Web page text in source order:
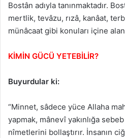
Bostân adıyla tanınmaktadır.
mertlik, tevâzu, rızâ, kanâat,
münâcaat gibi konuları içine
KİMİN GÜCÜ YETEBİLİR?
Buyurdular ki:
“Minnet, sâdece yüce Allaha
yapmak, mânevî yakınlığa
nîmetlerini bollaştırır. İnsanın